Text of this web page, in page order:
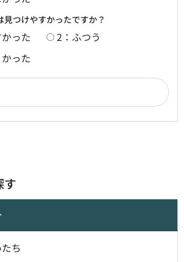
見つけやすかったですか？
った
2：ふつう
った
す
ち